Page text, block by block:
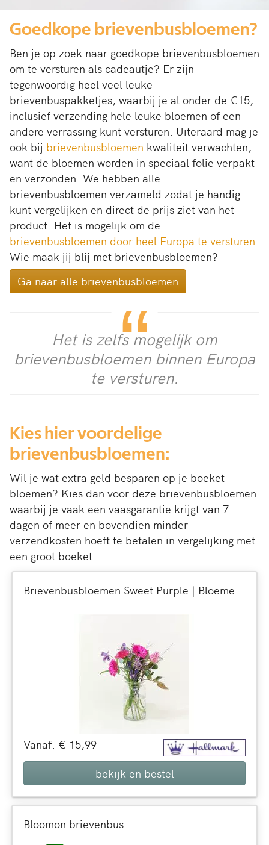
Goedkope brievenbusbloemen?
Ben je op zoek naar goedkope brievenbusbloemen
om te versturen als cadeautje? Er zijn
tegenwoordig heel veel leuke
brievenbuspakketjes, waarbij je al onder de €15,-
inclusief verzending hele leuke bloemen of een
andere verrassing kunt versturen. Uiteraard mag je
ook bij brievenbusbloemen kwaliteit verwachten,
want de bloemen worden in speciaal folie verpakt
en verzonden. We hebben alle
brievenbusbloemen verzameld zodat je handig
kunt vergelijken en direct de prijs ziet van het
product. Het is mogelijk om de
brievenbusbloemen door heel Europa te versturen
Wie maak jij blij met brievenbusbloemen?
Ga naar alle brievenbusbloemen
Het is zelfs mogelijk om
brievenbusbloemen binnen Europa
te versturen.
Kies hier voordelige
brievenbusbloemen:
Wil je wat extra geld besparen op je boeket
bloemen? Kies dan voor deze brievenbusbloemen
waarbij je vaak een vaasgarantie krijgt van 7
dagen of meer en bovendien minder
verzendkosten hoeft te betalen in vergelijking met
een groot boeket.
Brievenbusbloemen Sweet Purple | Bloemen + kaart versturen
Vanaf: € 15,99
bekijk en bestel
Bloomon brievenbus